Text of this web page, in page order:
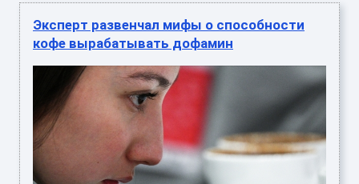
Эксперт развенчал мифы о способности
кофе вырабатывать дофамин